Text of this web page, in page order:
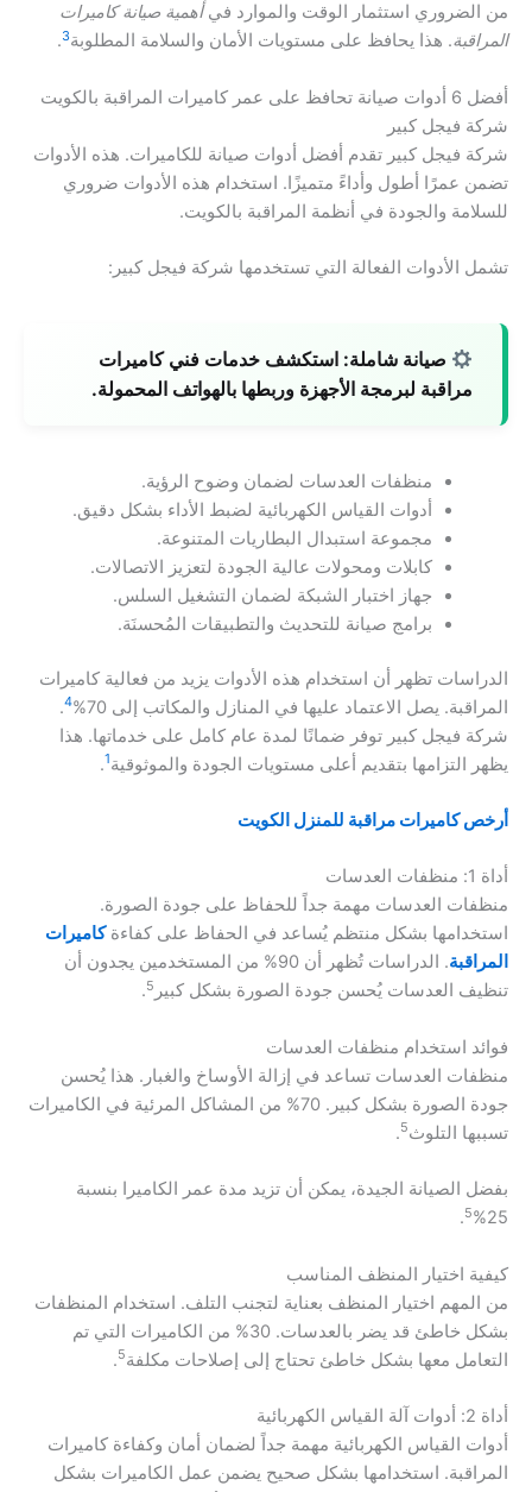
من الضروري استثمار الوقت والموارد فيأهمية صيانة كاميرات
المراقبة. هذا يحافظ على مستويات الأمان والسلامة المطلوبة3
.
أفضل 6 أدوات صيانة تحافظ على عمر كاميرات المراقبة بالكويت
شركة فيجل كبير
شركة فيجل كبير تقدم أفضل أدوات صيانة للكاميرات. هذه الأدوات
تضمن عمرًا أطول وأداءً متميزًا. استخدام هذه الأدوات ضروري
للسلامة والجودة في أنظمة المراقبة بالكويت.
تشمل الأدوات الفعالة التي تستخدمها شركة فيجل كبير:
صيانة شاملة: استكشف خدمات فني كاميرات
مراقبة لبرمجة الأجهزة وربطها بالهواتف المحمولة.
منظفات العدسات لضمان وضوح الرؤية.
أدوات القياس الكهربائية لضبط الأداء بشكل دقيق.
مجموعة استبدال البطاريات المتنوعة.
كابلات ومحولات عالية الجودة لتعزيز الاتصالات.
جهاز اختبار الشبكة لضمان التشغيل السلس.
برامج صيانة للتحديث والتطبيقات المُحسنَة.
الدراسات تظهر أن استخدام هذه الأدوات يزيد من فعالية كاميرات
المراقبة. يصل الاعتماد عليها في المنازل والمكاتب إلى 70%
4
.
شركة فيجل كبير توفر ضمانًا لمدة عام كامل على خدماتها. هذا
يظهر التزامها بتقديم أعلى مستويات الجودة والموثوقية1
.
أرخص كاميرات مراقبة للمنزل الكويت
أداة 1: منظفات العدسات
منظفات العدسات مهمة جداً للحفاظ على جودة الصورة.
استخدامها بشكل منتظم يُساعد في الحفاظ على كفاءةكاميرات
المراقبة
. الدراسات تُظهر أن 90% من المستخدمين يجدون أن
تنظيف العدسات يُحسن جودة الصورة بشكل كبير 5
.
فوائد استخدام منظفات العدسات
منظفات العدسات تساعد في إزالة الأوساخ والغبار. هذا يُحسن
جودة الصورة بشكل كبير. 70% من المشاكل المرئية في الكاميرات
تسببها التلوث5
.
بفضل الصيانة الجيدة، يمكن أن تزيد مدة عمر الكاميرا بنسبة
25%
5
.
كيفية اختيار المنظف المناسب
من المهم اختيار المنظف بعناية لتجنب التلف. استخدام المنظفات
بشكل خاطئ قد يضر بالعدسات. 30% من الكاميرات التي تم
التعامل معها بشكل خاطئ تحتاج إلى إصلاحات مكلفة5
.
أداة 2: أدوات آلة القياس الكهربائية
أدوات القياس الكهربائية مهمة جداً لضمان أمان وكفاءة كاميرات
المراقبة. استخدامها بشكل صحيح يضمن عمل الكاميرات بشكل